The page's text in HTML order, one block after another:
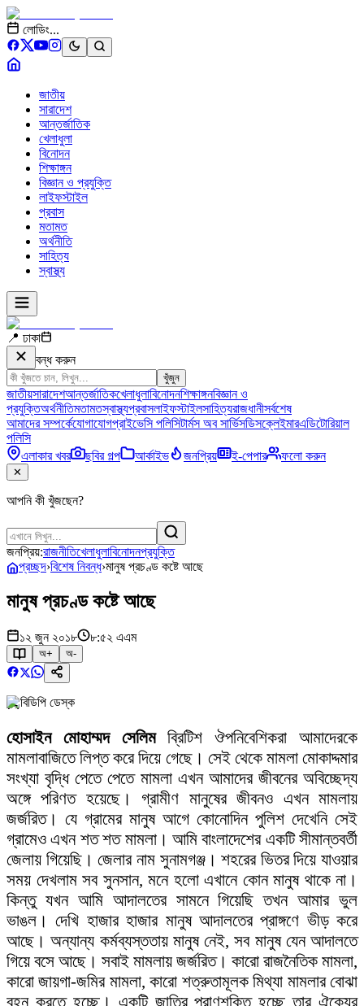
লোডিং...
জাতীয়
সারাদেশ
আন্তর্জাতিক
খেলাধুলা
বিনোদন
শিক্ষাঙ্গন
বিজ্ঞান ও প্রযুক্তি
লাইফস্টাইল
প্রবাস
মতামত
অর্থনীতি
সাহিত্য
স্বাস্থ্য
📍 ঢাকা
বন্ধ করুন
খুঁজুন
জাতীয়সারাদেশআন্তর্জাতিকখেলাধুলাবিনোদনশিক্ষাঙ্গনবিজ্ঞান ও
প্রযুক্তিঅর্থনীতিমতামতস্বাস্থ্যপ্রবাসলাইফস্টাইলসাহিত্যরাজধানীসর্বশেষ
আমাদের সম্পর্কেযোগাযোগপ্রাইভেসি পলিসিটার্মস অব সার্ভিসডিসক্লেইমারএডিটোরিয়াল
পলিসি
এলাকার খবর
ছবির গল্প আর্কাইভ জনপ্রিয় ই-পেপার ফলো করুন
✕
আপনি কী খুঁজছেন?
জনপ্রিয়:রাজনীতিখেলাধুলাবিনোদনপ্রযুক্তি
প্রচ্ছদ›বিশেষ নিবন্ধ›মানুষ প্রচণ্ড কষ্টে আছে
মানুষ প্রচণ্ড কষ্টে আছে
১২ জুন ২০১৮ ৮:৫২ এএম
অ+ অ-
বিডিপি ডেস্ক
হোসাইন মোহাম্মদ সেলিমব্রিটিশ ঔপনিবেশিকরা আমাদেরকে
মামলাবাজিতে লিপ্ত করে দিয়ে গেছে। সেই থেকে মামলা মোকাদ্দমার
সংখ্যা বৃদ্ধি পেতে পেতে মামলা এখন আমাদের জীবনের অবিচ্ছেদ্য
অঙ্গে পরিণত হয়েছে। গ্রামীণ মানুষের জীবনও এখন মামলায়
জর্জরিত। যে গ্রামের মানুষ আগে কোনোদিন পুলিশ দেখেনি সেই
গ্রামেও এখন শত শত মামলা। আমি বাংলাদেশের একটি সীমান্তবর্তী
জেলায় গিয়েছি। জেলার নাম সুনামগঞ্জ। শহরের ভিতর দিয়ে যাওয়ার
সময় দেখলাম সব সুনসান, মনে হলো এখানে কোন মানুষ থাকে না।
কিন্তু যখন আমি আদালতের সামনে গিয়েছি তখন আমার ভুল
ভাঙল। দেখি হাজার হাজার মানুষ আদালতের প্রাঙ্গণে ভীড় করে
আছে। অন্যান্য কর্মব্যস্ততায় মানুষ নেই, সব মানুষ যেন আদালতে
গিয়ে বসে আছে। সবাই মামলায় জর্জরিত। কারো রাজনৈতিক মামলা,
কারো জায়গা-জমির মামলা, কারো শত্রুতামূলক মিথ্যা মামলার বোঝা
বহন করতে হচ্ছে। একটি জাতির প্রাণশক্তি হচ্ছে তার ঐক্যের